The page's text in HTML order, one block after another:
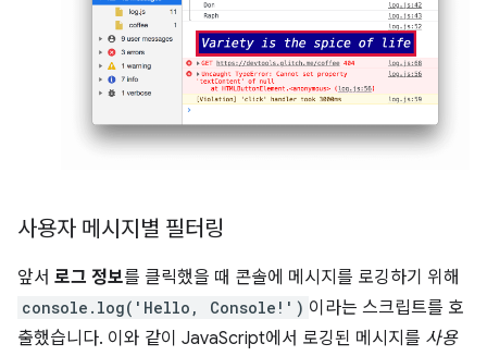
사용자 메시지별 필터링
앞서 로그 정보를 클릭했을 때 콘솔에 메시지를 로깅하기 위해
console.log('Hello, Console!') 이라는 스크립트를 호
출했습니다. 이와 같이 JavaScript에서 로깅된 메시지를 사용